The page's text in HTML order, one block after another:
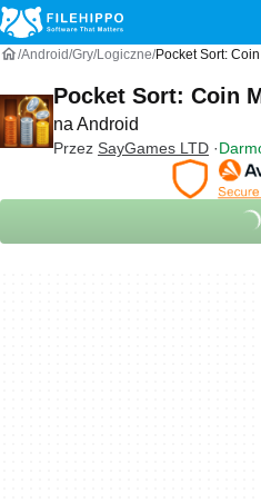
Android Gry Logiczne Pocket Sort:
Pocket Sort: Coin
na Android
Przez SayGames LTD